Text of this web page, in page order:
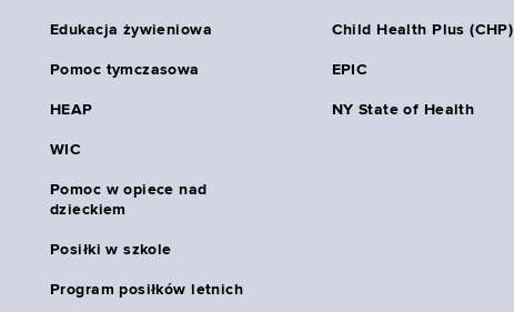
Edukacja żywieniowa
Pomoc tymczasowa
HEAP
WIC
Pomoc w opiece nad
dzieckiem
Posiłki w szkole
Program posiłków letnich
Child Health Plus (CHP)
EPIC
NY State of Health